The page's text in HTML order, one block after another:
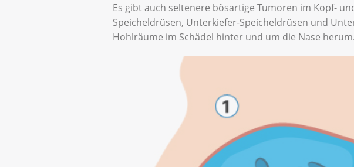
Es gibt auch seltenere bösartige Tumoren im Kopf-
Speicheldrüsen, Unterkiefer-Speicheldrüsen und
Hohlräume im Schädel hinter und um die Nase herum.